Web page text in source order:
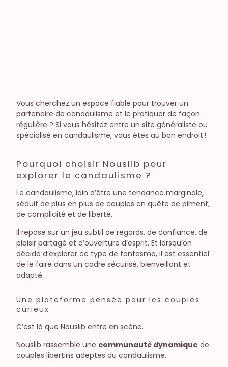
Le sexe dans la société
Féminisme
Vous cherchez un espace fiable pour trouver un
partenaire de candaulisme et le pratiquer de façon
régulière ? Si vous hésitez entre un site généraliste ou
spécialisé en candaulisme, vous êtes au bon endroit !
Pourquoi choisir Nouslib pour
explorer le candaulisme ?
Le candaulisme, loin d’être une tendance marginale,
séduit de plus en plus de couples en quête de piment,
de complicité et de liberté.
Il repose sur un jeu subtil de regards, de confiance, de
plaisir partagé et d’ouverture d’esprit. Et lorsqu’on
décide d’explorer ce type de fantasme, il est essentiel
de le faire dans un cadre sécurisé, bienveillant et
adapté.
Une plateforme pensée pour les couples
curieux
C’est là que Nouslib entre en scène.
Nouslib rassemble une communauté dynamique de
couples libertins adeptes du candaulisme.